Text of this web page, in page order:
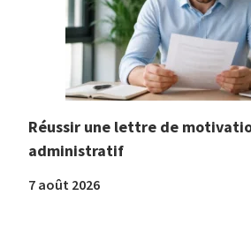
Réussir une lettre de
administratif
7 août 2026